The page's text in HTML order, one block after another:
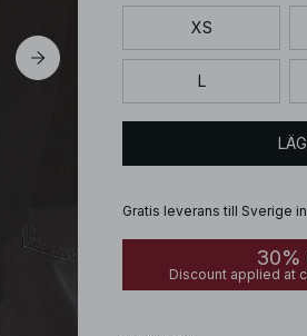
XS
L
Gratis leverans till Sverige
30%
Discount applied at